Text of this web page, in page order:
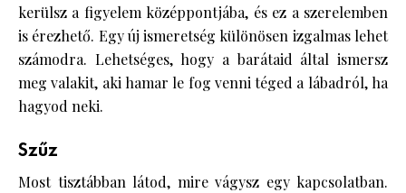
kerülsz a figyelem középpontjába, és ez a szerelemben
is érezhető. Egy új ismeretség különösen izgalmas lehet
számodra. Lehetséges, hogy a barátaid által ismersz
meg valakit, aki hamar le fog venni téged a lábadról, ha
hagyod neki.
Szűz
Most tisztábban látod, mire vágysz egy kapcsolatban.